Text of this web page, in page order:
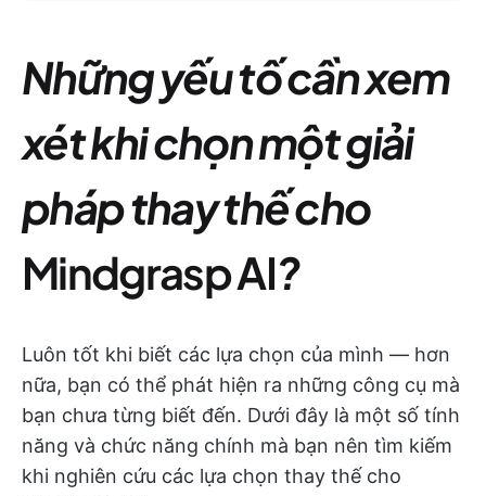
Những yếu tố cần xem
xét khi chọn một giải
pháp thay thế cho
Mindgrasp AI?
Luôn tốt khi biết các lựa chọn của mình — hơn
nữa, bạn có thể phát hiện ra những công cụ mà
bạn chưa từng biết đến. Dưới đây là một số tính
năng và chức năng chính mà bạn nên tìm kiếm
khi nghiên cứu các lựa chọn thay thế cho